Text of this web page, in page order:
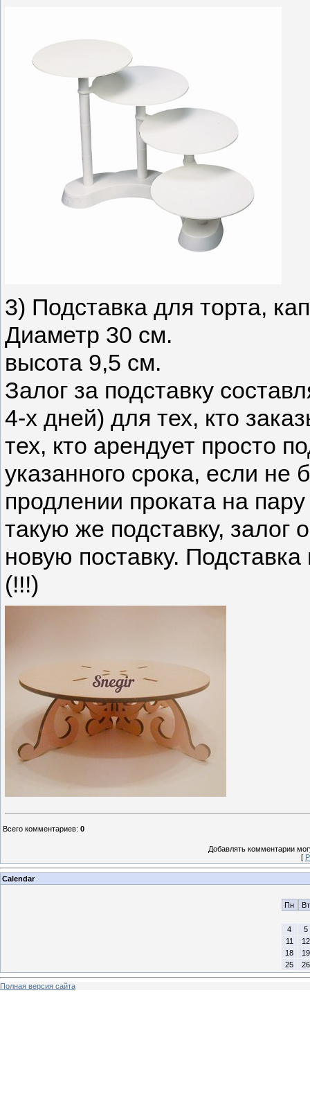
3) Подставка для торта,
Диаметр 30 см.
высота 9,5 см.
Залог за подставку
4-х дней) для тех, кто
тех, кто арендует просто
указанного срока, если не
продлении проката на
такую же подставку, залог
новую поставку.
(!!!)
Всего комментариев: 0
Добавлять комментарии
[
Calendar
Пн Вт
4
5
11
12
18
19
25
26
Полная версия сайта